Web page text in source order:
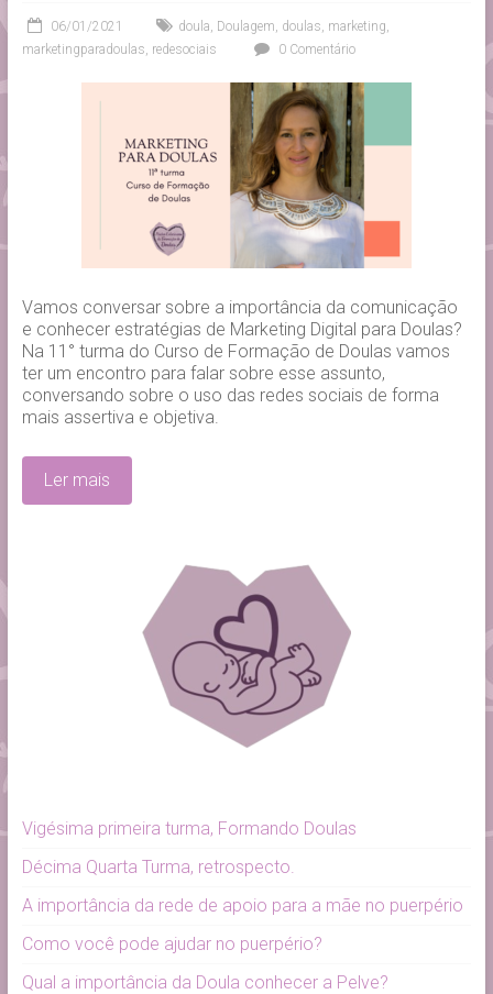
06/01/2021 doula Doulagem doulas marketing
marketingparadoulas redesociais 0 Comentário
Vamos conversar sobre a importância da comunicação
e conhecer estratégias de Marketing Digital para Doulas?
Na 11° turma do Curso de Formação de Doulas vamos
ter um encontro para falar sobre esse assunto,
conversando sobre o uso das redes sociais de forma
mais assertiva e objetiva.
Ler mais
Vigésima primeira turma, Formando Doulas
Décima Quarta Turma, retrospecto.
A importância da rede de apoio para a mãe no puerpério
Como você pode ajudar no puerpério?
Qual a importância da Doula conhecer a Pelve?